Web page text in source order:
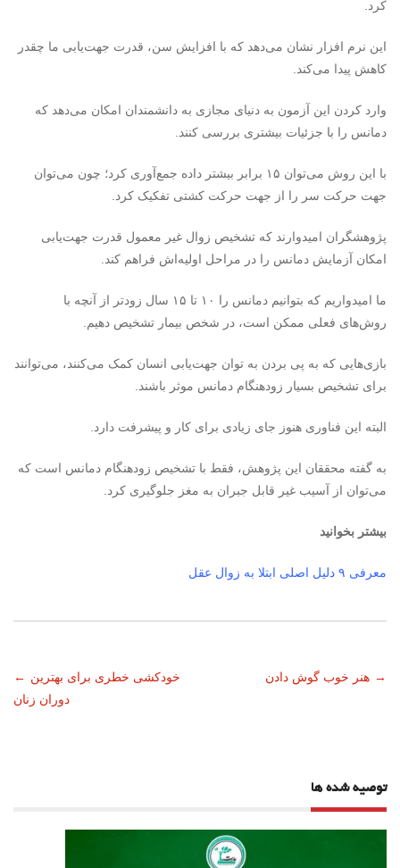
کرد.
این نرم افزار نشان می‌دهد که با افزایش سن، قدرت جهت‌یابی ما چقدر
کاهش پیدا می‌کند.
وارد کردن این آزمون به دنیای مجازی به دانشمندان امکان می‌دهد که
دمانس را با جزئیات بیشتری بررسی کنند.
با این روش می‌توان ۱۵ برابر بیشتر داده جمع‌آوری کرد؛ چون می‌توان
جهت حرکت سر را از جهت حرکت کشتی تفکیک کرد.
پژوهشگران امیدوارند که تشخیص زوال غیر معمول قدرت جهت‌یابی
امکان آزمایش دمانس را در مراحل اولیه‌اش فراهم کند.
ما امیدواریم که بتوانیم دمانس را ۱۰ تا ۱۵ سال زودتر از آنچه با
روش‌های فعلی ممکن است، در شخص بیمار تشخیص دهیم.
بازی‌هایی که به پی بردن به توان جهت‌یابی انسان کمک می‌کنند، می‌توانند
برای تشخیص بسیار زودهنگام دمانس موثر باشند.
البته این فناوری هنوز جای زیادی برای کار و پیشرفت دارد.
به گفته محققان این پژوهش، فقط با تشخیص زودهنگام دمانس است که
می‌توان از آسیب غیر قابل جبران به مغز جلوگیری کرد.
بیشتر بخوانید
معرفی ۹ دلیل اصلی ابتلا به زوال عقل
ناوبری
← خودکشی خطری برای بهترین
دوران زنان
هنر خوب گوش دادن →
توصیه شده ها